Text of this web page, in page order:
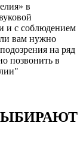
в
и с соблюдением
вам нужно
на ряд
позвонить в